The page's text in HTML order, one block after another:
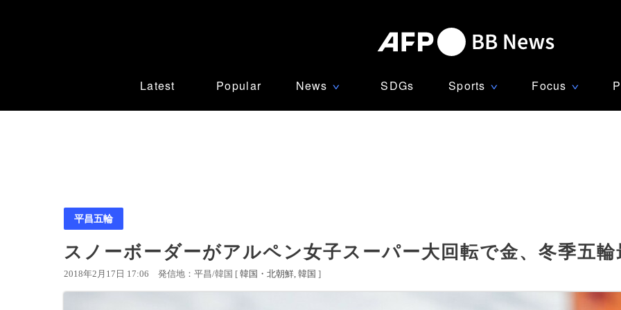
Latest Popular News ∨ SDGs Sports ∨ Focus ∨
平昌五輪
スノーボーダーがアルペン女子スーパー大回転で金、冬季五
2018年2月17日 17:06 発信地：平昌/韓国 [ 韓国・北朝鮮 韓国 ]